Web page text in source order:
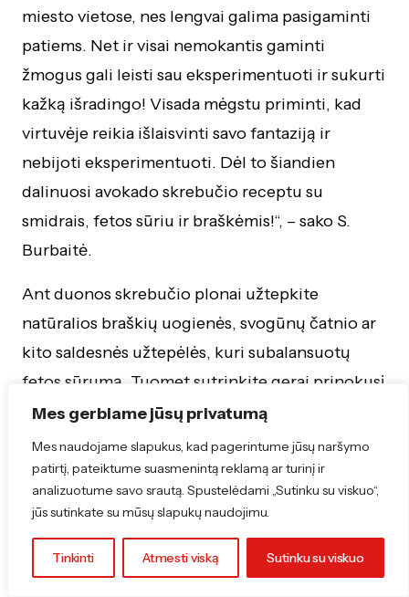
Mes gerbiame jūsų privatumą
Mes naudojame slapukus, kad pagerintume jūsų naršymo
patirtį, pateiktume suasmenintą reklamą ar turinį ir
analizuotume savo srautą. Spustelėdami „Sutinku su viskuo“,
jūs sutinkate su mūsų slapukų naudojimu.
Tinkinti Atmesti viską Sutinku su viskuo
miesto vietose, nes lengvai galima pasigaminti
patiems. Net ir visai nemokantis gaminti
žmogus gali leisti sau eksperimentuoti ir sukurti
kažką išradingo! Visada mėgstu priminti, kad
virtuvėje reikia išlaisvinti savo fantaziją ir
nebijoti eksperimentuoti. Dėl to šiandien
dalinuosi avokado skrebučio receptu su
smidrais, fetos sūriu ir braškėmis!“, – sako S.
Burbaitė.
Ant duonos skrebučio plonai užtepkite
natūralios braškių uogienės, svogūnų čatnio ar
kito saldesnės užtepėlės, kuri subalansuotų
fetos sūrumą. Tuomet sutrinkite gerai prinokusį
avokadą tepkite ant skrebučio. Ant viršaus
dėkite fetą, kuri būtų lengvai tepamos
konsistencijos.
Verdančiame vandenyje smidrus pavirkite
keletą minučių ir įdėkitę į vonelę su ledukais,
kad atvėstų. Supjaustykite nedideliais